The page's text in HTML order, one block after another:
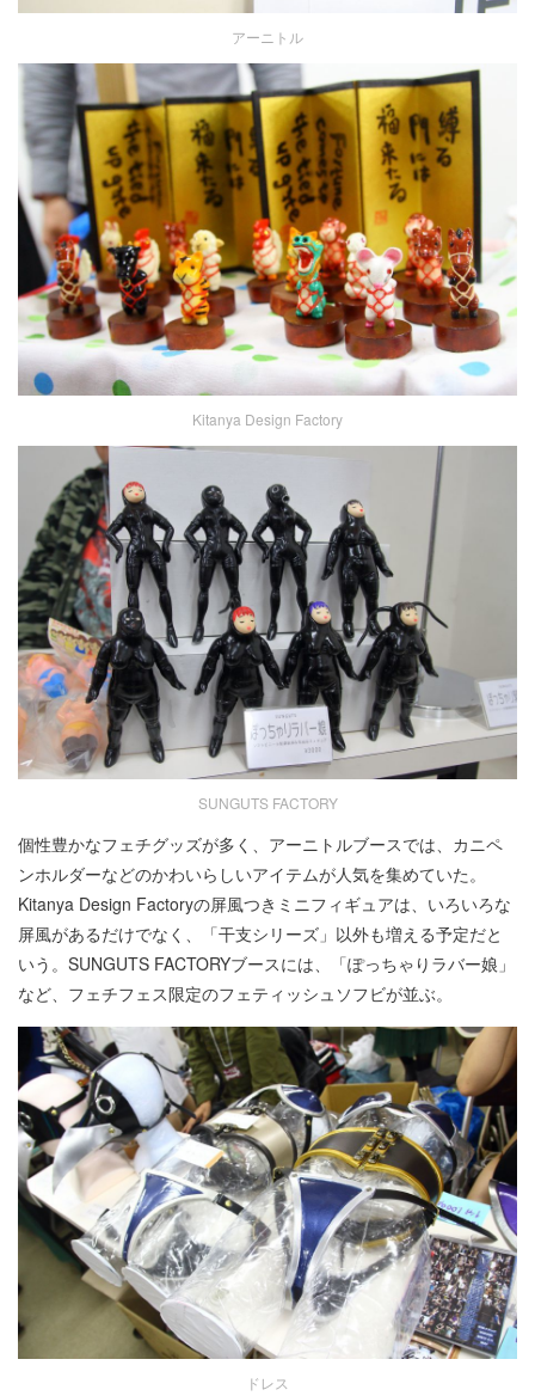
アーニトル
Kitanya Design Factory
SUNGUTS FACTORY
個性豊かなフェチグッズが多く、アーニトルブースでは、カニペ
ンホルダーなどのかわいらしいアイテムが人気を集めていた。
Kitanya Design Factoryの屏風つきミニフィギュアは、いろいろな
屏風があるだけでなく、「干支シリーズ」以外も増える予定だと
いう。SUNGUTS FACTORYブースには、「ぽっちゃりラバー娘」
など、フェチフェス限定のフェティッシュソフビが並ぶ。
ドレス